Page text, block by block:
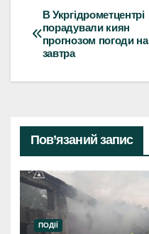
Навігація
записів
В Укргідрометцентрі
порадували киян
прогнозом погоди на
завтра
Пов’язаний запис
ПОДІЇ